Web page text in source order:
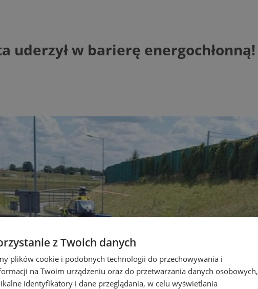
uderzył w barierę energochłonną!
z Twoich danych
plików cookie i podobnych technologii do przechowywania i
na Twoim urządzeniu oraz do przetwarzania danych osobowych,
identyfikatory i dane przeglądania, w celu wyświetlania